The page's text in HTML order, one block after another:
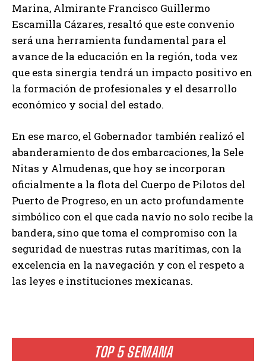
TOP 5 SEMANA
Marina, Almirante Francisco Guillermo
Escamilla Cázares, resaltó que este convenio
será una herramienta fundamental para el
avance de la educación en la región, toda vez
que esta sinergia tendrá un impacto positivo en
la formación de profesionales y el desarrollo
económico y social del estado.
En ese marco, el Gobernador también realizó el
abanderamiento de dos embarcaciones, la Sele
Nitas y Almudenas, que hoy se incorporan
oficialmente a la flota del Cuerpo de Pilotos del
Puerto de Progreso, en un acto profundamente
simbólico con el que cada navío no solo recibe la
bandera, sino que toma el compromiso con la
seguridad de nuestras rutas marítimas, con la
excelencia en la navegación y con el respeto a
las leyes e instituciones mexicanas.